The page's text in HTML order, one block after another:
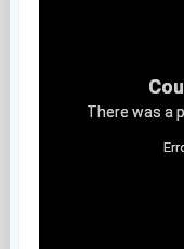
There was a